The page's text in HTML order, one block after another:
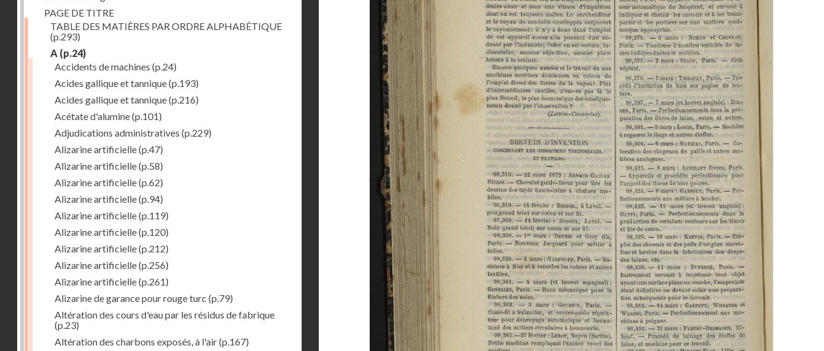
PAGE DE TITRE
TABLE DES MATIÈRES PAR ORDRE ALPHABÉTIQUE
(p.293)
A (p.24)
Accidents de machines (p.24)
Acides gallique et tannique(p.193)
Acides gallique et tannique(p.216)
Acétate d'alumine(p.101)
Adjudications administratives (p.229)
Alizarine artificielle(p.47)
Alizarine artificielle(p.58)
Alizarine artificielle(p.62)
Alizarine artificielle(p.94)
Alizarine artificielle(p.119)
Alizarine artificielle(p.120)
Alizarine artificielle(p.212)
Alizarine artificielle(p.256)
Alizarine artificielle(p.261)
Alizarine de garance pour rouge turc (p.79)
Altération des cours d'eau par les résidus de fabrique
(p.23)
Altération des charbons exposés, à l'air(p.167)